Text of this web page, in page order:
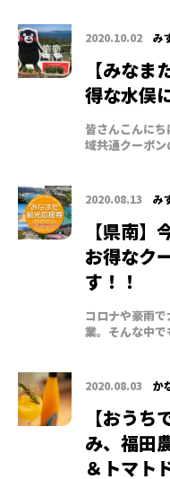
2020.10.02 み
【みな
得な水俣
皆さんこんに
域共通クーポ
2020.08.13 み
【県南
お得なク
す！！
コロナや豪雨
業。そんな中
2020.08.03 か
【おう
み、福田
＆トマト